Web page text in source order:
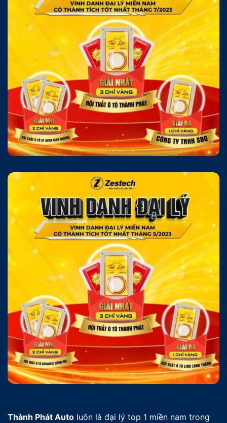
Thành Phát Auto luôn là đại lý top 1 miền nam trong